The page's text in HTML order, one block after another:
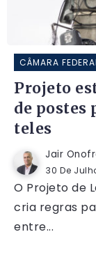
CÂMARA
Projeto
de postes
teles
Jair
30 De
O Projeto de
cria regras
entre...